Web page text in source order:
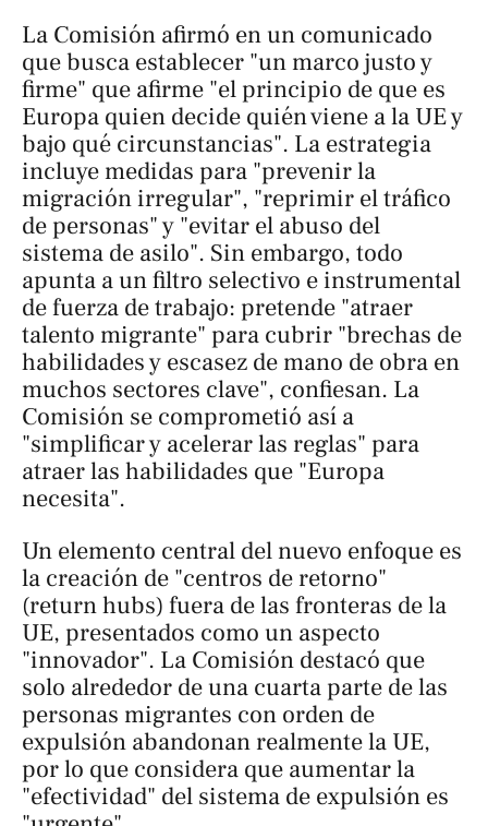
La Comisión afirmó en un comunicado
que busca establecer "un marco justo y
firme" que afirme "el principio de que es
Europa quien decide quién viene a la UE y
bajo qué circunstancias". La estrategia
incluye medidas para "prevenir la
migración irregular", "reprimir el tráfico
de personas" y "evitar el abuso del
sistema de asilo". Sin embargo, todo
apunta a un filtro selectivo e instrumental
de fuerza de trabajo: pretende "atraer
talento migrante" para cubrir "brechas de
habilidades y escasez de mano de obra en
muchos sectores clave", confiesan. La
Comisión se comprometió así a
"simplificar y acelerar las reglas" para
atraer las habilidades que "Europa
necesita".
Un elemento central del nuevo enfoque es
la creación de "centros de retorno"
(return hubs) fuera de las fronteras de la
UE, presentados como un aspecto
"innovador". La Comisión destacó que
solo alrededor de una cuarta parte de las
personas migrantes con orden de
expulsión abandonan realmente la UE,
por lo que considera que aumentar la
"efectividad" del sistema de expulsión es